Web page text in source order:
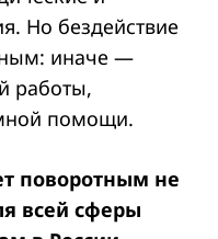
Но бездействие
иначе —
работы,
помощи.
поворотным не
всей сферы